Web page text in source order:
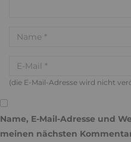
(die E-Mail-Adresse wird nicht
Name, E-Mail-Adresse und
meinen nächsten